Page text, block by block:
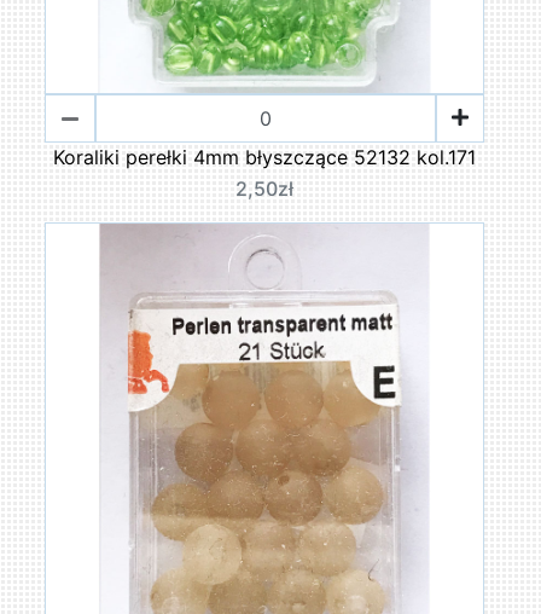
Koraliki perełki 4mm błyszczące 52132 kol.171
2,50zł